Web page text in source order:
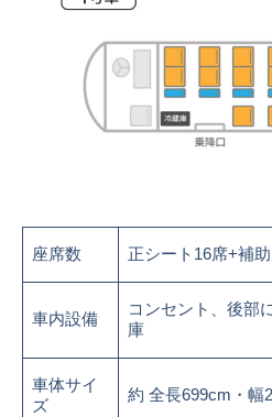
座席数 正シート16席+補
車内設備
コンセント、後部
庫
車体サイ
ズ
約 全長699cm・幅